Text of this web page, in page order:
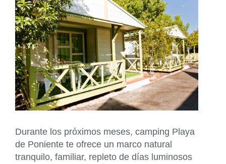
Durante los próximos meses, camping Playa
de Poniente te ofrece un marco natural
tranquilo, familiar, repleto de días luminosos